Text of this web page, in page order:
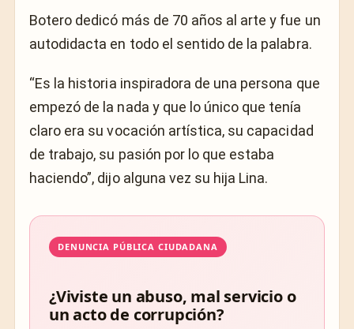
Botero dedicó más de 70 años al arte y fue un
autodidacta en todo el sentido de la palabra.
“Es la historia inspiradora de una persona que
empezó de la nada y que lo único que tenía
claro era su vocación artística, su capacidad
de trabajo, su pasión por lo que estaba
haciendo”, dijo alguna vez su hija Lina.
DENUNCIA PÚBLICA CIUDADANA
¿Viviste un abuso, mal servicio o
un acto de corrupción?